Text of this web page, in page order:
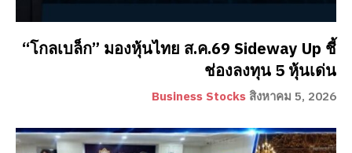
“โกลเบล็ก” มองหุ้นไทย ส.ค.69 Sideway Up ชี้
ช่องลงทุน 5 หุ้นเด่น
Business Stocks สิงหาคม 5, 2026